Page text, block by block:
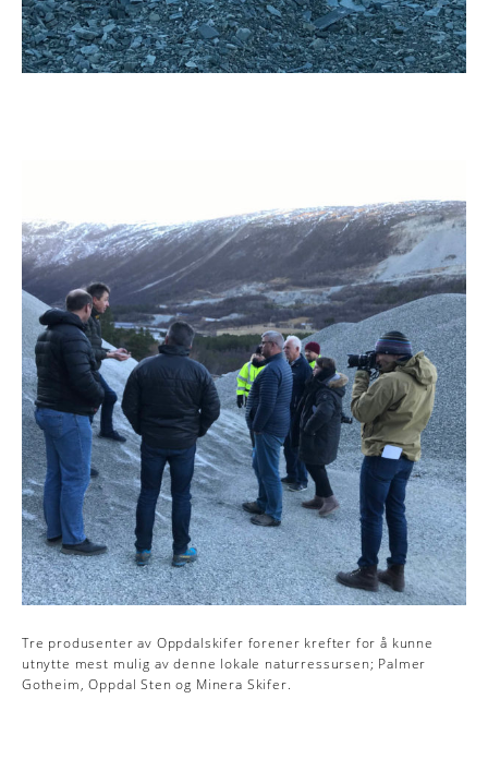
Tre produsenter av Oppdalskifer forener krefter for å kunne
utnytte mest mulig av denne lokale naturressursen; Palmer
Gotheim, Oppdal Sten og Minera Skifer.